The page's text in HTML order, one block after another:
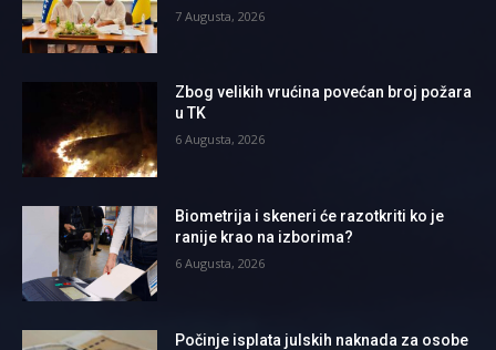
7 Augusta, 2026
Zbog velikih vrućina povećan broj požara
u TK
6 Augusta, 2026
Biometrija i skeneri će razotkriti ko je
ranije krao na izborima?
6 Augusta, 2026
Počinje isplata julskih naknada za osobe